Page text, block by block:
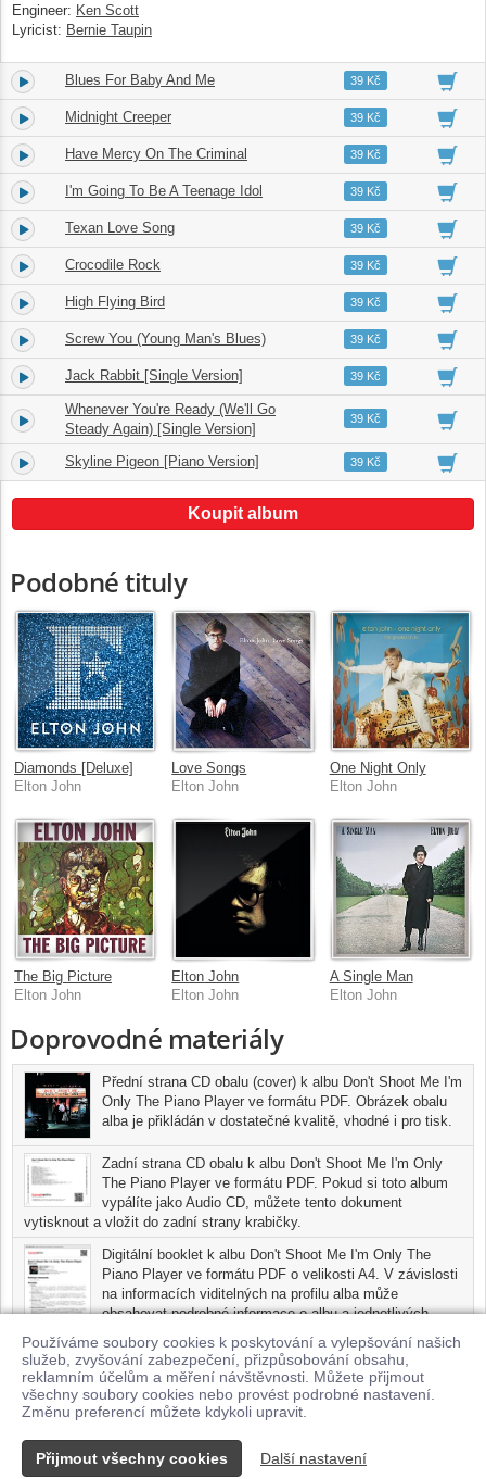
Používáme soubory cookies k poskytování a vylepšování našich
služeb, zvyšování zabezpečení, přizpůsobování obsahu,
reklamním účelům a měření návštěvnosti. Můžete přijmout
všechny soubory cookies nebo provést podrobné nastavení.
Změnu preferencí můžete kdykoli upravit.
Přijmout všechny cookies Další nastavení
Engineer: Ken Scott
Lyricist: Bernie Taupin
4. Blues For Baby And Me 05:3739 Kč
5. Midnight Creeper 03:5139 Kč
6. Have Mercy On The Criminal 05:5339 Kč
7. I'm Going To Be A Teenage Idol 03:5239 Kč
8. Texan Love Song 03:3039 Kč
9. Crocodile Rock 03:5639 Kč
10. High Flying Bird 04:1139 Kč
11. Screw You (Young Man's Blues) 04:4139 Kč
12. Jack Rabbit [Single Version] 01:4839 Kč
13.
Whenever You're Ready (We'll Go
Steady Again) [Single Version]
02:4739 Kč
14. Skyline Pigeon [Piano Version] 03:5339 Kč
Koupit album
Podobné tituly
Diamonds [Deluxe]
Elton John
Love Songs
Elton John
One Night Only
Elton John
The Big Picture
Elton John
Elton John
Elton John
A Single Man
Elton John
Doprovodné materiály
Přední strana CD obalu (cover) k albu Don't Shoot Me I'm
Only The Piano Player ve formátu PDF. Obrázek obalu
alba je přikládán v dostatečné kvalitě, vhodné i pro tisk.
Zadní strana CD obalu k albu Don't Shoot Me I'm Only
The Piano Player ve formátu PDF. Pokud si toto album
vypálíte jako Audio CD, můžete tento dokument
vytisknout a vložit do zadní strany krabičky.
Digitální booklet k albu Don't Shoot Me I'm Only The
Piano Player ve formátu PDF o velikosti A4. V závislosti
na informacích viditelných na profilu alba může
obsahovat podrobné informace o albu a jednotlivých
skladbách, včetně seznamu participujících umělců,
přesného data a místa nahrání pro každou ze skladeb. Digitální
booklet je tisknutelnou variantou profilu alba.
Pro možnost stažení doprovodných materiálů je nutné mít zakoupenu
minimálně jednu skladbu z tohoto alba.
|